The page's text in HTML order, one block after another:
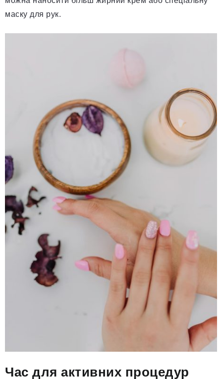
маску для рук.
Час для активних процедур